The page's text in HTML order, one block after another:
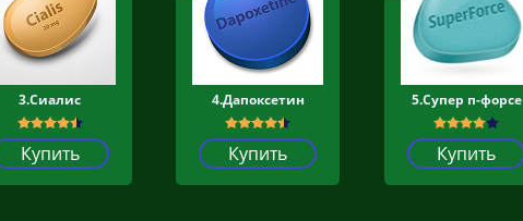
3.Сиалис
Купить
4.Дапоксетин
Купить
5.Супер п-форсе
Купить